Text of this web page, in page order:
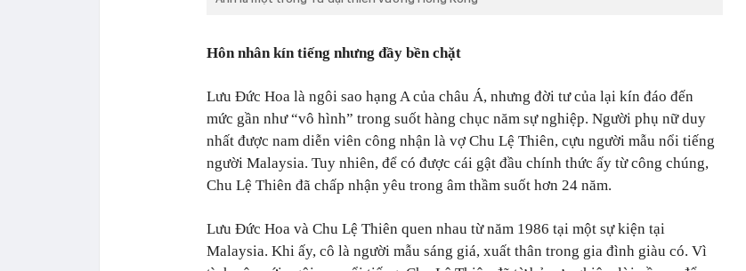
Hôn nhân kín tiếng nhưng đầy bền chặt
Lưu Đức Hoa là ngôi sao hạng A của châu Á, nhưng đời tư của lại kín đáo đến
mức gần như “vô hình” trong suốt hàng chục năm sự nghiệp. Người phụ nữ duy
nhất được nam diễn viên công nhận là vợ Chu Lệ Thiên, cựu người mẫu nổi tiếng
người Malaysia. Tuy nhiên, để có được cái gật đầu chính thức ấy từ công chúng,
Chu Lệ Thiên đã chấp nhận yêu trong âm thầm suốt hơn 24 năm.
Lưu Đức Hoa và Chu Lệ Thiên quen nhau từ năm 1986 tại một sự kiện tại
Malaysia. Khi ấy, cô là người mẫu sáng giá, xuất thân trong gia đình giàu có. Vì